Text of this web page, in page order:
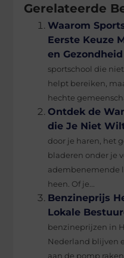
Gerelateerde
Waarom
Eerste Keuze
en Gezondheid
sportschool die
helpt bereiken,
hechte
Ontdek de
die Je Niet
door je haren, het
bladeren onder je
adembenemende
heen. Of je...
Benzineprijs
Lokale
benzineprijzen in
Nederland blijven
aan de pomp